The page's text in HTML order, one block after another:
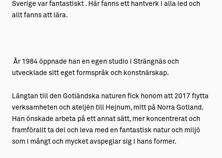
Sverige var fantastiskt . Här fanns ett hantverk i alla led och
allt fanns att lära.
År 1984 öppnade han en egen studio i Strängnäs och
utvecklade sitt eget formspråk och konstnärskap.
Längtan till den Gotländska naturen fick honom att 2017 flytta
verksamheten och ateljén till Hejnum, mitt på Norra Gotland.
Han önskade arbeta på ett annat sätt, mer koncentrerat och
framförallt ta del och leva med en fantastisk natur och miljö
som i mångt och mycket avspeglar sig i hans former.